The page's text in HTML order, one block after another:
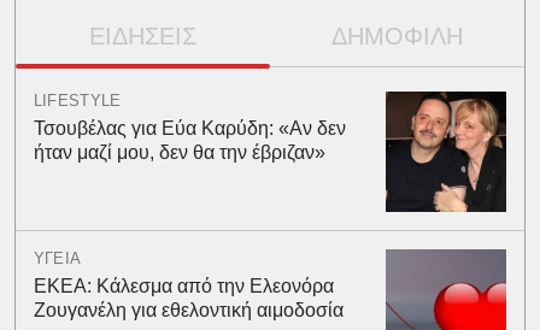
ΕΙΔΗΣΕΙΣ ΔΗΜΟΦΙΛΗ
LIFESTYLE
Τσουβέλας για Εύα Καρύδη: «Αν δεν
ήταν μαζί μου, δεν θα την έβριζαν»
ΥΓΕΙΑ
ΕΚΕΑ: Κάλεσμα από την Ελεονόρα
Ζουγανέλη για εθελοντική αιμοδοσία